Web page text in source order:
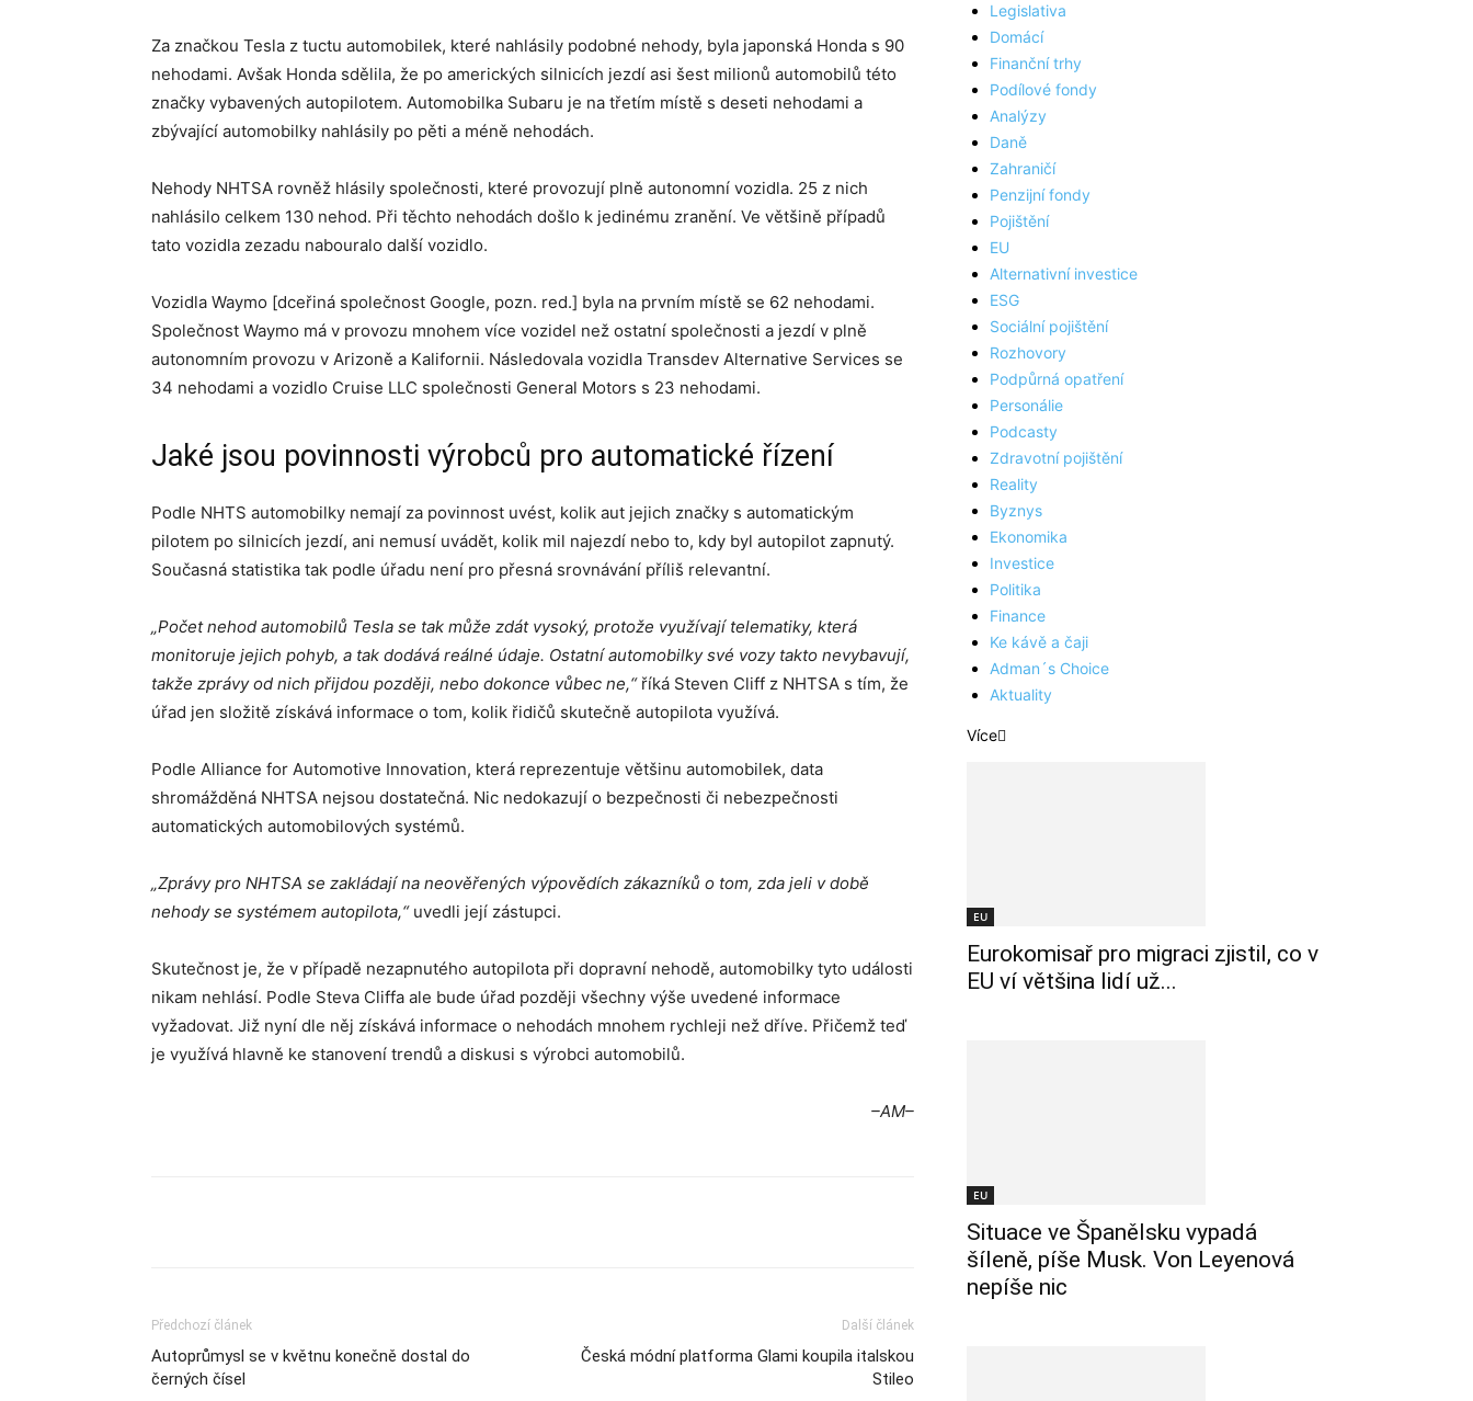
Za značkou Tesla z tuctu automobilek, které nahlásily podobné nehody, byla japonská Honda s 90
nehodami. Avšak Honda sdělila, že po amerických silnicích jezdí asi šest milionů automobilů této
značky vybavených autopilotem. Automobilka Subaru je na třetím místě s deseti nehodami a
zbývající automobilky nahlásily po pěti a méně nehodách.
Nehody NHTSA rovněž hlásily společnosti, které provozují plně autonomní vozidla. 25 z nich
nahlásilo celkem 130 nehod. Při těchto nehodách došlo k jedinému zranění. Ve většině případů
tato vozidla zezadu nabouralo další vozidlo.
Vozidla Waymo [dceřiná společnost Google, pozn. red.] byla na prvním místě se 62 nehodami.
Společnost Waymo má v provozu mnohem více vozidel než ostatní společnosti a jezdí v plně
autonomním provozu v Arizoně a Kalifornii. Následovala vozidla Transdev Alternative Services se
34 nehodami a vozidlo Cruise LLC společnosti General Motors s 23 nehodami.
Jaké jsou povinnosti výrobců pro automatické řízení
Podle NHTS automobilky nemají za povinnost uvést, kolik aut jejich značky s automatickým
pilotem po silnicích jezdí, ani nemusí uvádět, kolik mil najezdí nebo to, kdy byl autopilot zapnutý.
Současná statistika tak podle úřadu není pro přesná srovnávání příliš relevantní.
„Počet nehod automobilů Tesla se tak může zdát vysoký, protože využívají telematiky, která
monitoruje jejich pohyb, a tak dodává reálné údaje. Ostatní automobilky své vozy takto nevybavují,
takže zprávy od nich přijdou později, nebo dokonce vůbec ne,“říká Steven Cliff z NHTSA s tím, že
úřad jen složitě získává informace o tom, kolik řidičů skutečně autopilota využívá.
Podle Alliance for Automotive Innovation, která reprezentuje většinu automobilek, data
shromážděná NHTSA nejsou dostatečná. Nic nedokazují o bezpečnosti či nebezpečnosti
automatických automobilových systémů.
„Zprávy pro NHTSA se zakládají na neověřených výpovědích zákazníků o tom, zda jeli v době
nehody se systémem autopilota,“uvedli její zástupci.
Skutečnost je, že v případě nezapnutého autopilota při dopravní nehodě, automobilky tyto události
nikam nehlásí. Podle Steva Cliffa ale bude úřad později všechny výše uvedené informace
vyžadovat. Již nyní dle něj získává informace o nehodách mnohem rychleji než dříve. Přičemž teď
je využívá hlavně ke stanovení trendů a diskusi s výrobci automobilů.
–AM–
Předchozí článek
Autoprůmysl se v květnu konečně dostal do
černých čísel
Další článek
Česká módní platforma Glami koupila italskou
Stileo
Legislativa
Domácí
Finanční trhy
Podílové fondy
Analýzy
Daně
Zahraničí
Penzijní fondy
Pojištění
EU
Alternativní investice
ESG
Sociální pojištění
Rozhovory
Podpůrná opatření
Personálie
Podcasty
Zdravotní pojištění
Reality
Byznys
Ekonomika
Investice
Politika
Finance
Ke kávě a čaji
Adman´s Choice
Aktuality
Více
EU
Eurokomisař pro migraci zjistil, co v
EU ví většina lidí už...
EU
Situace ve Španělsku vypadá
šíleně, píše Musk. Von Leyenová
nepíše nic